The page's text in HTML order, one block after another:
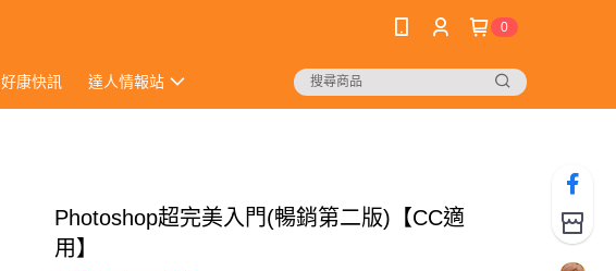
0
好康快訊 達人情報站
Photoshop超完美入門(暢銷第二版)【CC適
用】